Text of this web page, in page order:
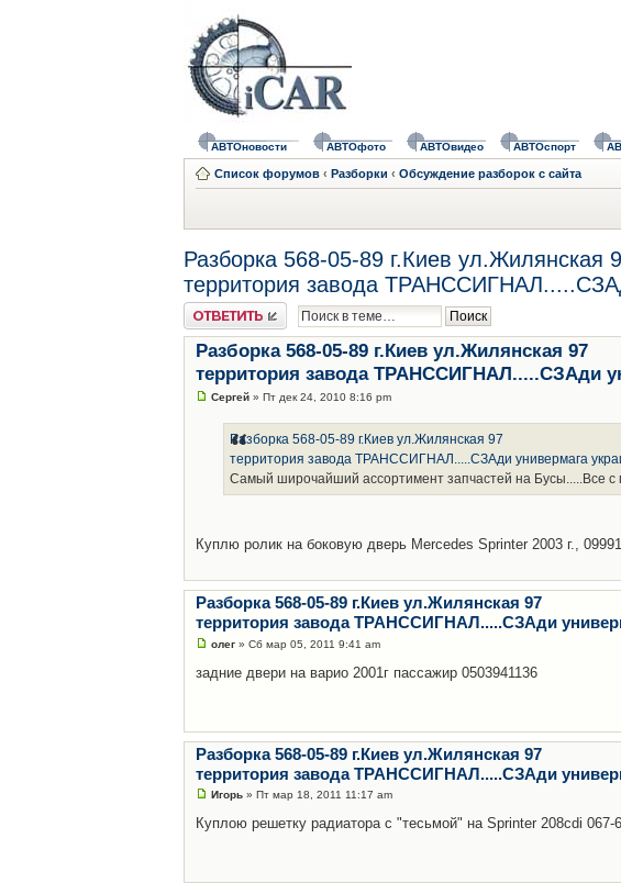
АВТОновости АВТОфото АВТОвидео АВТОспорт
Список форумов ‹ Разборки ‹ Обсуждение разборок с сайта
Разборка 568-05-89 г.Киев ул.Жилянская
территория завода
Ответить
Разборка 568-05-89 г.Киев ул.Жилянская 97
территория завода ТРАНССИГНАЛ.....СЗАди
Сергей » Пт дек 24, 2010 8:16 pm
Разборка 568-05-89 г.Киев ул.Жилянская 97
территория завода ТРАНССИГНАЛ.....СЗАди универмага
Самый широчайший ассортимент запчастей на Бусы.....Все
Куплю ролик на боковую дверь Mercedes Sprinter 2003 г.,
Разборка 568-05-89 г.Киев ул.Жилянская 97
территория завода ТРАНССИГНАЛ.....СЗАди
олег » Сб мар 05, 2011 9:41 am
задние двери на варио 2001г пассажир 0503941136
Разборка 568-05-89 г.Киев ул.Жилянская 97
территория завода ТРАНССИГНАЛ.....СЗАди
Игорь » Пт мар 18, 2011 11:17 am
Куплою решетку радиатора с "тесьмой" на Sprinter 208cdi 067-